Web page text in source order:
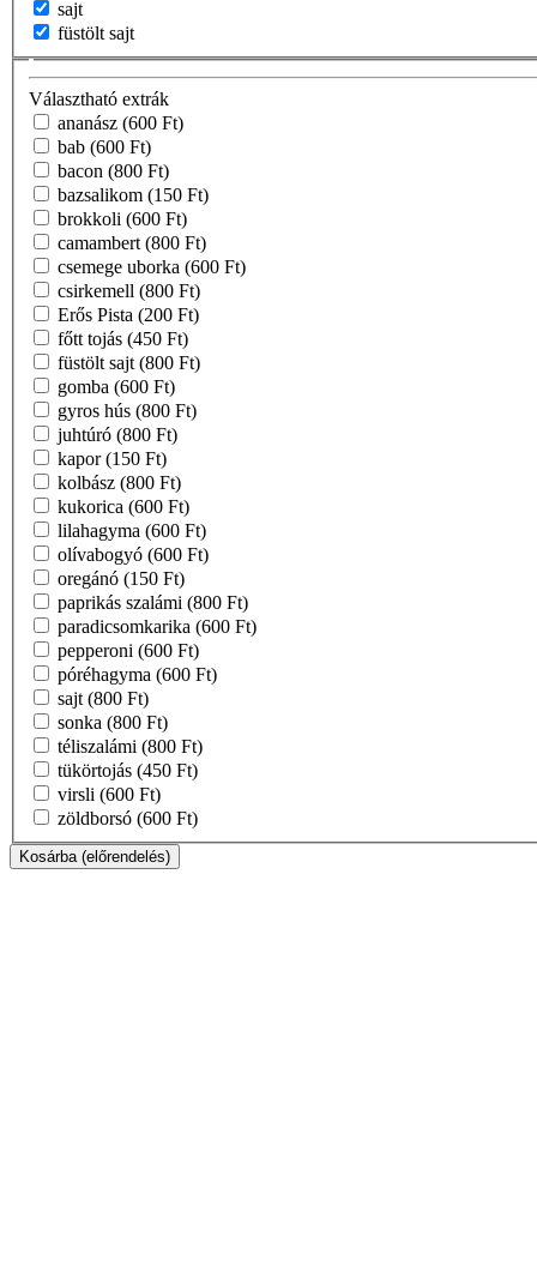
sajt
füstölt sajt
Választható extrák
ananász (600 Ft)
bab (600 Ft)
bacon (800 Ft)
bazsalikom (150 Ft)
brokkoli (600 Ft)
camambert (800 Ft)
csemege uborka (600 Ft)
csirkemell (800 Ft)
Erős Pista (200 Ft)
főtt tojás (450 Ft)
füstölt sajt (800 Ft)
gomba (600 Ft)
gyros hús (800 Ft)
juhtúró (800 Ft)
kapor(150 Ft)
kolbász (800 Ft)
kukorica (600 Ft)
lilahagyma (600 Ft)
olívabogyó (600 Ft)
oregánó (150 Ft)
paprikás szalámi (800 Ft)
paradicsomkarika (600 Ft)
pepperoni (600 Ft)
póréhagyma (600 Ft)
sajt (800 Ft)
sonka (800 Ft)
téliszalámi (800 Ft)
tükörtojás (450 Ft)
virsli (600 Ft)
zöldborsó (600 Ft)